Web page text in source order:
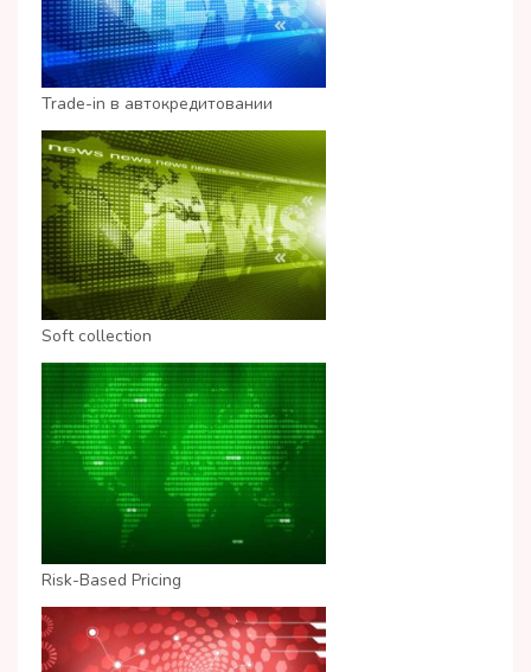
Trade-in в автокредитовании
Soft collection
Risk-Based Pricing